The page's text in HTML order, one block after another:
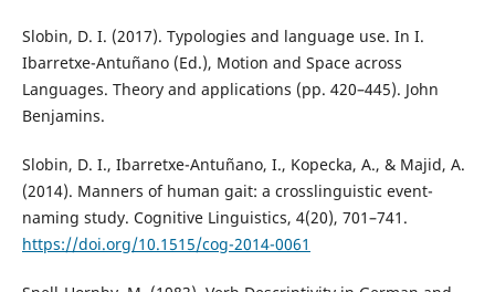
Slobin, D. I. (2017). Typologies and language use. In I.
Ibarretxe-Antuñano (Ed.), Motion and Space across
Languages. Theory and applications (pp. 420–445). John
Benjamins.
Slobin, D. I., Ibarretxe-Antuñano, I., Kopecka, A., & Majid, A.
(2014). Manners of human gait: a crosslinguistic event-
naming study. Cognitive Linguistics, 4(20), 701–741.
https://doi.org/10.1515/cog-2014-0061